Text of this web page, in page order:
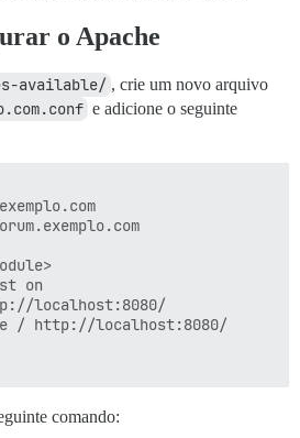
o Apache
available/ , crie um novo arquivo
e adicione o seguinte
on
localhost:8080/
/ http://localhost:8080/
comando: